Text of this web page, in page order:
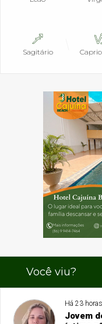
Sagitário
Você viu?
Há 23 horas
Jovem